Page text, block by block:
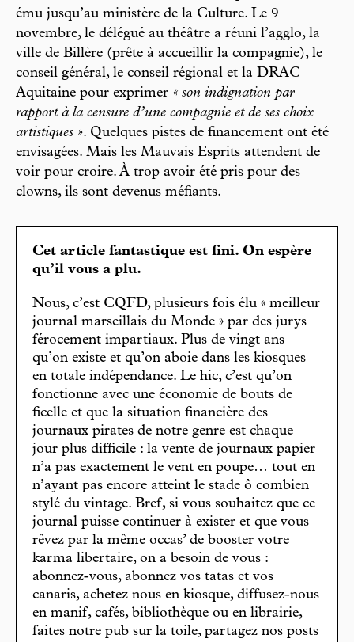
ému jusqu’au ministère de la Culture. Le 9
novembre, le délégué au théâtre a réuni l’agglo, la
ville de Billère (prête à accueillir la compagnie), le
conseil général, le conseil régional et la DRAC
Aquitaine pour exprimer « son indignation par
rapport à la censure d’une compagnie et de ses choix
artistiques ». Quelques pistes de financement ont été
envisagées. Mais les Mauvais Esprits attendent de
voir pour croire. À trop avoir été pris pour des
clowns, ils sont devenus méfiants.
Cet article fantastique est fini. On espère
qu’il vous a plu.
Nous, c’est CQFD, plusieurs fois élu « meilleur
journal marseillais du Monde » par des jurys
férocement impartiaux. Plus de vingt ans
qu’on existe et qu’on aboie dans les kiosques
en totale indépendance. Le hic, c’est qu’on
fonctionne avec une économie de bouts de
ficelle et que la situation financière des
journaux pirates de notre genre est chaque
jour plus difficile : la vente de journaux papier
n’a pas exactement le vent en poupe… tout en
n’ayant pas encore atteint le stade ô combien
stylé du vintage. Bref, si vous souhaitez que ce
journal puisse continuer à exister et que vous
rêvez par la même occas’ de booster votre
karma libertaire, on a besoin de vous :
abonnez-vous, abonnez vos tatas et vos
canaris, achetez nous en kiosque, diffusez-nous
en manif, cafés, bibliothèque ou en librairie,
faites notre pub sur la toile, partagez nos posts